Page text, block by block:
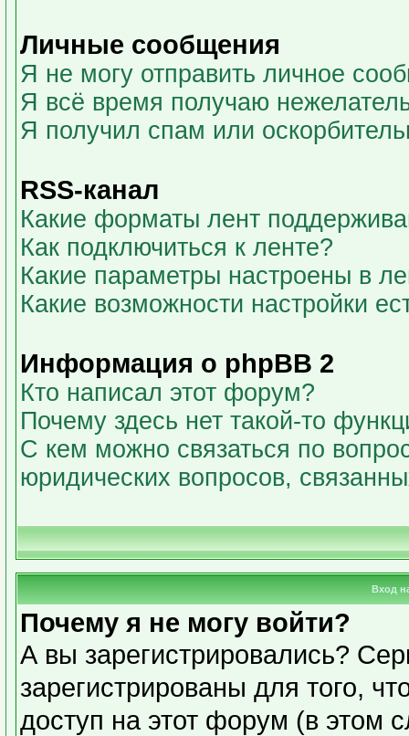
Личные сообщения
Я не могу отправить личное
Я всё время получаю
Я получил спам или
RSS-канал
Какие форматы лент
Как подключиться к ленте?
Какие параметры настроены в
Какие возможности настройки
Информация о phpBB 2
Кто написал этот форум?
Почему здесь нет такой-то
С кем можно связаться по
юридических вопросов,
Вход
Почему я не могу войти?
А вы зарегистрировались?
зарегистрированы для того,
доступ на этот форум (в этом